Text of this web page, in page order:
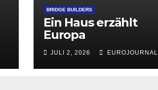
BRIDGE BUILDERS
Ein Haus erzählt
Europa
JULI 2, 2026 EUROJOURNAL